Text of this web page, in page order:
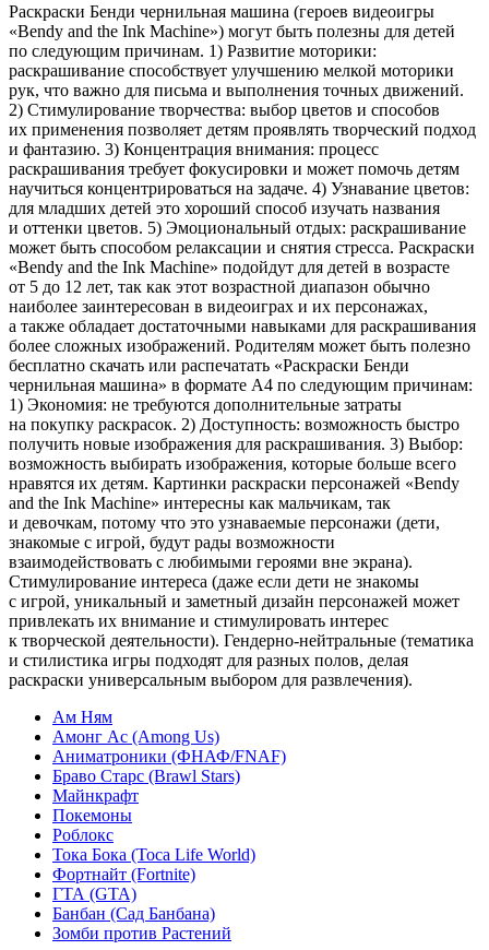
Раскраски Бенди чернильная машина (героев видеоигры
«Bendy and the Ink Machine») могут быть полезны для детей
по следующим причинам. 1) Развитие моторики:
раскрашивание способствует улучшению мелкой моторики
рук, что важно для письма и выполнения точных движений.
2) Стимулирование творчества: выбор цветов и способов
их применения позволяет детям проявлять творческий подход
и фантазию. 3) Концентрация внимания: процесс
раскрашивания требует фокусировки и может помочь детям
научиться концентрироваться на задаче. 4) Узнавание цветов:
для младших детей это хороший способ изучать названия
и оттенки цветов. 5) Эмоциональный отдых: раскрашивание
может быть способом релаксации и снятия стресса. Раскраски
«Bendy and the Ink Machine» подойдут для детей в возрасте
от 5 до 12 лет, так как этот возрастной диапазон обычно
наиболее заинтересован в видеоиграх и их персонажах,
а также обладает достаточными навыками для раскрашивания
более сложных изображений. Родителям может быть полезно
бесплатно скачать или распечатать «Раскраски Бенди
чернильная машина» в формате A4 по следующим причинам:
1) Экономия: не требуются дополнительные затраты
на покупку раскрасок. 2) Доступность: возможность быстро
получить новые изображения для раскрашивания. 3) Выбор:
возможность выбирать изображения, которые больше всего
нравятся их детям. Картинки раскраски персонажей «Bendy
and the Ink Machine» интересны как мальчикам, так
и девочкам, потому что это узнаваемые персонажи (дети,
знакомые с игрой, будут рады возможности
взаимодействовать с любимыми героями вне экрана).
Стимулирование интереса (даже если дети не знакомы
с игрой, уникальный и заметный дизайн персонажей может
привлекать их внимание и стимулировать интерес
к творческой деятельности). Гендерно-нейтральные (тематика
и стилистика игры подходят для разных полов, делая
раскраски универсальным выбором для развлечения).
Ам Ням
Амонг Ас (Among Us)
Аниматроники (ФНАФ/FNAF)
Браво Старс (Brawl Stars)
Майнкрафт
Покемоны
Роблокс
Тока Бока (Toca Life World)
Фортнайт (Fortnite)
ГТА (GTA)
Банбан (Сад Банбана)
Зомби против Растений